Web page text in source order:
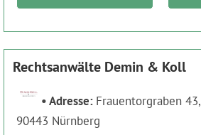
Rechtsanwälte Demin & Koll
Adresse: Frauentorgraben 43,
90443 Nürnberg